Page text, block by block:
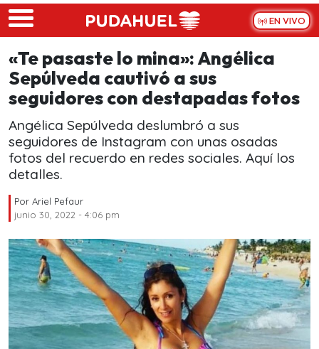
Skip to main content
EN VIVO
«Te pasaste lo mina»: Angélica
Sepúlveda cautivó a sus
seguidores con destapadas fotos
Angélica Sepúlveda deslumbró a sus
seguidores de Instagram con unas osadas
fotos del recuerdo en redes sociales. Aquí los
detalles.
Por Ariel Pefaur
junio 30, 2022 - 4:06 pm